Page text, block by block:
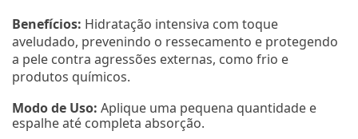
Benefícios: Hidratação intensiva com toque
aveludado, prevenindo o ressecamento e protegendo
a pele contra agressões externas, como frio e
produtos químicos.
Modo de Uso: Aplique uma pequena quantidade e
espalhe até completa absorção.